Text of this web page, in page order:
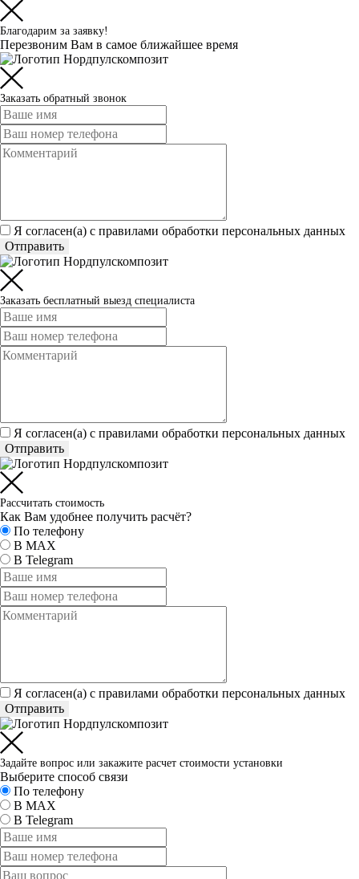
Благодарим за заявку!
Перезвоним Вам в самое ближайшее время
Заказать обратный звонок
Я согласен(а) c правилами обработки персональных данных
Отправить
Заказать бесплатный выезд специалиста
Я согласен(а) c правилами обработки персональных данных
Отправить
Рассчитать стоимость
Как Вам удобнее получить расчёт?
По телефону
В MAX
В Telegram
Я согласен(а) c правилами обработки персональных данных
Отправить
Задайте вопрос или закажите расчет стоимости установки
Выберите способ связи
По телефону
В MAX
В Telegram